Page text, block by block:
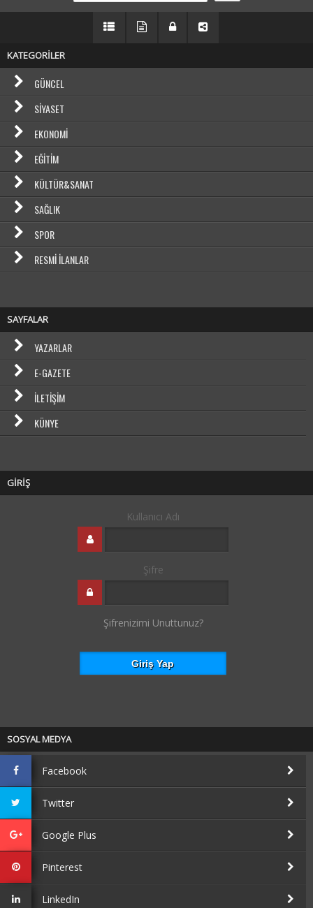
KATEGORİLER
GÜNCEL
SIYASET
EKONOMI
EĞITIM
KÜLTÜR&SANAT
SAĞLIK
SPOR
RESMI İLANLAR
SAYFALAR
YAZARLAR
E-GAZETE
İLETIŞIM
KÜNYE
GİRİŞ
Kullanıcı Adı
Şifre
Şifrenizimi Unuttunuz?
SOSYAL MEDYA
Facebook
Twitter
Google Plus
Pinterest
LinkedIn